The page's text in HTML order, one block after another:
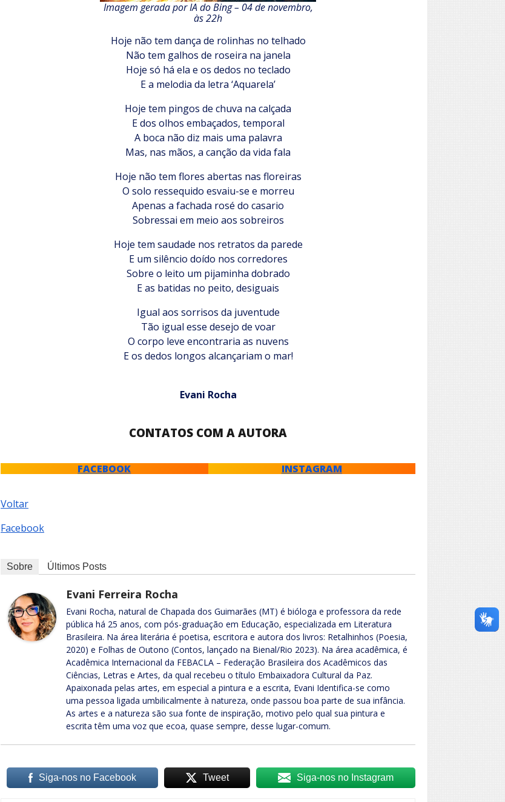
Imagem gerada por IA do Bing – 04 de novembro,
às 22h
Hoje não tem dança de rolinhas no telhado
Não tem galhos de roseira na janela
Hoje só há ela e os dedos no teclado
E a melodia da letra ‘Aquarela’
Hoje tem pingos de chuva na calçada
E dos olhos embaçados, temporal
A boca não diz mais uma palavra
Mas, nas mãos, a canção da vida fala
Hoje não tem flores abertas nas floreiras
O solo ressequido esvaiu-se e morreu
Apenas a fachada rosé do casario
Sobressai em meio aos sobreiros
Hoje tem saudade nos retratos da parede
E um silêncio doído nos corredores
Sobre o leito um pijaminha dobrado
E as batidas no peito, desiguais
Igual aos sorrisos da juventude
Tão igual esse desejo de voar
O corpo leve encontraria as nuvens
E os dedos longos alcançariam o mar!
Evani Rocha
CONTATOS COM A AUTORA
FACEBOOK INSTAGRAM
Voltar
Facebook
Sobre Últimos Posts
Evani Ferreira Rocha
Evani Rocha, natural de Chapada dos Guimarães (MT) é bióloga e professora da rede
pública há 25 anos, com pós-graduação em Educação, especializada em Literatura
Brasileira. Na área literária é poetisa, escritora e autora dos livros: Retalhinhos (Poesia,
2020) e Folhas de Outono (Contos, lançado na Bienal/Rio 2023). Na área acadêmica, é
Acadêmica Internacional da FEBACLA – Federação Brasileira dos Acadêmicos das
Ciências, Letras e Artes, da qual recebeu o título Embaixadora Cultural da Paz.
Apaixonada pelas artes, em especial a pintura e a escrita, Evani Identifica-se como
uma pessoa ligada umbilicalmente à natureza, onde passou boa parte de sua infância.
As artes e a natureza são sua fonte de inspiração, motivo pelo qual sua pintura e
escrita têm uma voz que ecoa, quase sempre, desse lugar-comum.
Siga-nos no Facebook Tweet Siga-nos no Instagram